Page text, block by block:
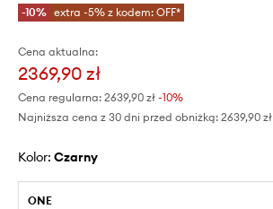
-10% extra -5% z kodem: OFF*
Cena aktualna:
2369,90 zł
Cena regularna: 2639,90 zł -10%
Najniższa cena z 30 dni przed obniżką: 2639,90 zł
Kolor: czarny
ONE